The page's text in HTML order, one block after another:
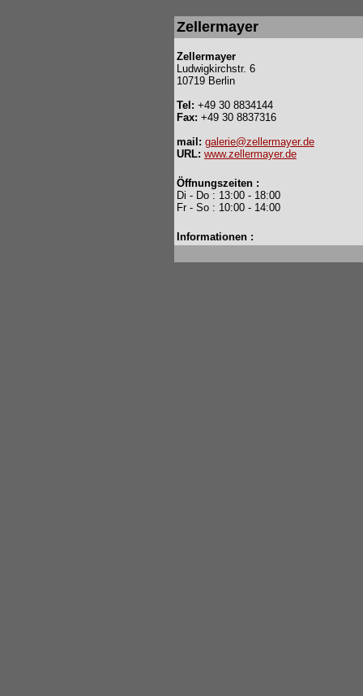
Zellermayer
Zellermayer
Ludwigkirchstr. 6
10719 Berlin
Tel: +49 30 8834144
Fax: +49 30 8837316
mail: galerie@zellermayer.de
URL: www.zellermayer.de
Öffnungszeiten :
Di - Do : 13:00 - 18:00
Fr - So : 10:00 - 14:00
Informationen :